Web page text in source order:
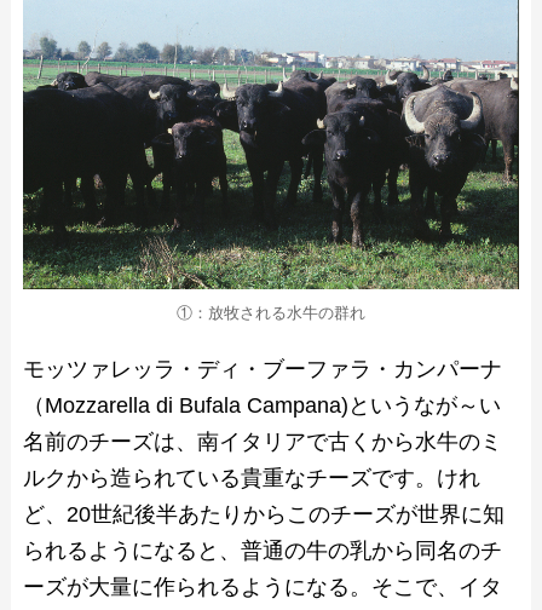
①：放牧される水牛の群れ
モッツァレッラ・ディ・ブーファラ・カンパーナ
（Mozzarella di Bufala Campana)というなが～い
名前のチーズは、南イタリアで古くから水牛のミ
ルクから造られている貴重なチーズです。けれ
ど、20世紀後半あたりからこのチーズが世界に知
られるようになると、普通の牛の乳から同名のチ
ーズが大量に作られるようになる。そこで、イタ